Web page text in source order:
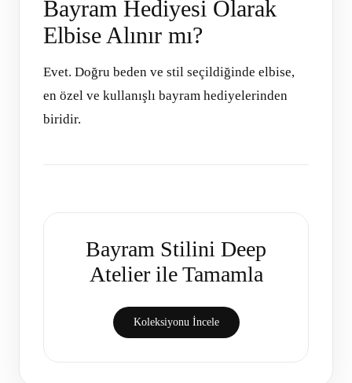
Bayram Hediyesi Olarak
Elbise Alınır mı?
Evet. Doğru beden ve stil seçildiğinde elbise,
en özel ve kullanışlı bayram hediyelerinden
biridir.
Bayram Stilini Deep
Atelier ile Tamamla
Koleksiyonu İncele